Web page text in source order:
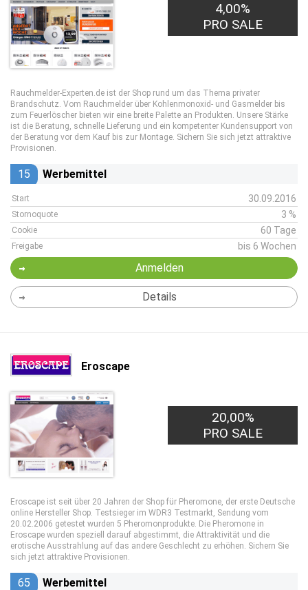
4,00%
PRO SALE
Rauchmelder-Experten.de ist der Shop rund um das Thema privater
Brandschutz. Vom Rauchmelder über Kohlenmonoxid- und Gasmelder bis
zum Feuerlöscher bieten wir eine breite Palette an Produkten. Unsere Stärke
ist die Beratung, schnelle Lieferung und ein kompetenter Kundensupport von
der Beratung vor dem Kauf bis zur Montage. Sichern Sie sich jetzt attraktive
Provisionen.
15 Werbemittel
Start 30.09.2016
Stornoquote 3 %
Cookie 60 Tage
Freigabe bis 6 Wochen
Anmelden
Details
Eroscape
20,00%
PRO SALE
Eroscape ist seit über 20 Jahren der Shop für Pheromone, der erste Deutsche
online Hersteller Shop. Testsieger im WDR3 Testmarkt, Sendung vom
20.02.2006 getestet wurden 5 Pheromonprodukte. Die Pheromone in
Eroscape wurden speziell darauf abgestimmt, die Attraktivität und die
erotische Ausstrahlung auf das andere Geschlecht zu erhöhen. Sichern Sie
sich jetzt attraktive Provisionen.
65 Werbemittel